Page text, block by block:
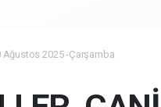
Ağustos 2025 -Çarşamba